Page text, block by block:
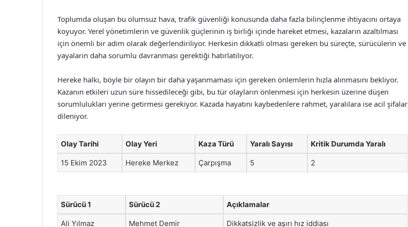
Toplumda oluşan bu olumsuz hava, trafik güvenliği konusunda daha fazla bilinçlenme ihtiyacını ortaya
koyuyor. Yerel yönetimlerin ve güvenlik güçlerinin iş birliği içinde hareket etmesi, kazaların azaltılması
için önemli bir adım olarak değerlendiriliyor. Herkesin dikkatli olması gereken bu süreçte, sürücülerin ve
yayaların daha sorumlu davranması gerektiği hatırlatılıyor.
Hereke halkı, böyle bir olayın bir daha yaşanmaması için gereken önlemlerin hızla alınmasını bekliyor.
Kazanın etkileri uzun süre hissedileceği gibi, bu tür olayların önlenmesi için herkesin üzerine düşen
sorumlulukları yerine getirmesi gerekiyor. Kazada hayatını kaybedenlere rahmet, yaralılara ise acil şifalar
dileniyor.
Olay Tarihi Olay Yeri Kaza Türü Yaralı Sayısı Kritik Durumda Yaralı
15 Ekim 2023 Hereke Merkez Çarpışma 5 2
Sürücü 1 Sürücü 2 Açıklamalar
Ali Yılmaz Mehmet Demir Dikkatsizlik ve aşırı hız iddiası